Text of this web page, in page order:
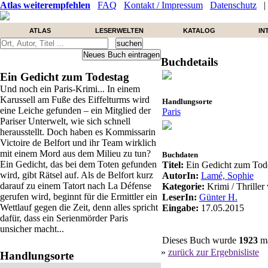
Atlas weiterempfehlen FAQ Kontakt / Impressum Datenschutz
ATLAS LESERWELTEN KATALOG
Ein Gedicht zum Todestag
Und noch ein Paris-Krimi... In einem
Karussell am Fuße des Eiffelturms wird
eine Leiche gefunden – ein Mitglied der
Pariser Unterwelt, wie sich schnell
herausstellt. Doch haben es Kommissarin
Victoire de Belfort und ihr Team wirklich
mit einem Mord aus dem Milieu zu tun?
Ein Gedicht, das bei dem Toten gefunden
wird, gibt Rätsel auf. Als de Belfort kurz
darauf zu einem Tatort nach La Défense
gerufen wird, beginnt für die Ermittler ein
Wettlauf gegen die Zeit, denn alles spricht
dafür, dass ein Serienmörder Paris
unsicher macht...
Handlungsorte
Buchdetails
Handlungsorte
Paris
Buchdaten
Titel: Ein Gedicht zum
AutorIn: Lamé, Sophie
Kategorie: Krimi / Thriller
LeserIn: Günter H.
Eingabe: 17.05.2015
Dieses Buch wurde 1923
» zurück zur Ergebnisliste